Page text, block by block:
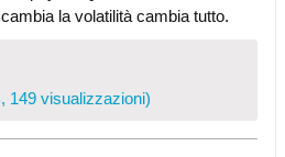
la volatilità cambia tutto.
149 visualizzazioni)